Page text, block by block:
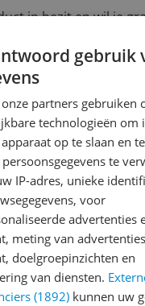
in bezit en wil je
hieronder met het
van de details
gemiddeld tussen de
help je andere
én maak je iedere
voor de
jij dit product?
7
6
5
4
Vraag 1 van 4
gebruik
partners gebruiken
technologieën om
op te slaan en
te
IP-adres, unieke
voor
advertenties
meting van
doelgroepinzichten en
van diensten.
(1892) kunnen uw